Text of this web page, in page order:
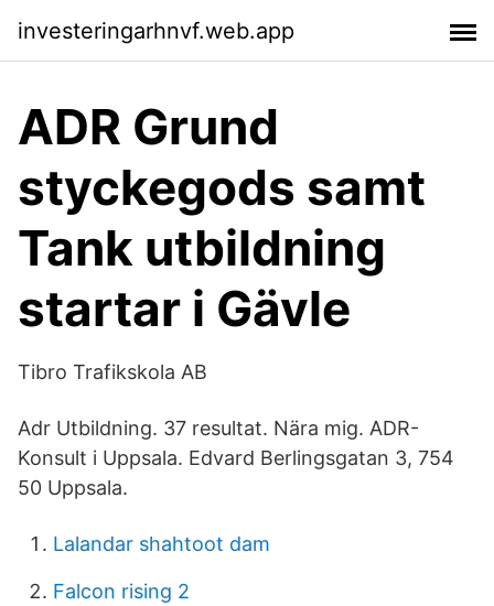
investeringarhnvf.web.app
ADR Grund
styckegods samt
Tank utbildning
startar i Gävle
Tibro Trafikskola AB
Adr Utbildning. 37 resultat. Nära mig. ADR-
Konsult i Uppsala. Edvard Berlingsgatan 3, 754
50 Uppsala.
Lalandar shahtoot dam
Falcon rising 2